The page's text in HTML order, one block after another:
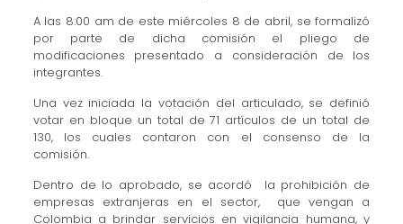
A las 8:00 am de este miércoles 8 de abril, se formalizó
por parte de dicha comisión el pliego de
modificaciones presentado a consideración de los
integrantes.
Una vez iniciada la votación del articulado, se definió
votar en bloque un total de 71 artículos de un total de
130, los cuales contaron con el consenso de la
comisión.
Dentro de lo aprobado, se acordó la prohibición de
empresas extranjeras en el sector, que vengan a
Colombia a brindar servicios en vigilancia humana, y